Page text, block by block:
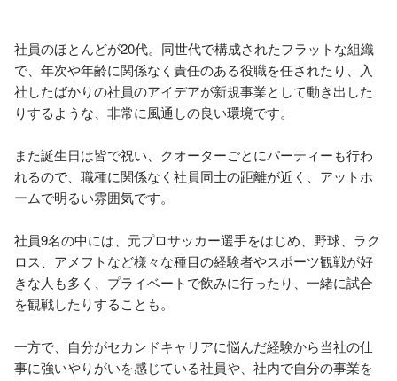
社員のほとんどが20代。同世代で構成されたフラットな組織
で、年次や年齢に関係なく責任のある役職を任されたり、入
社したばかりの社員のアイデアが新規事業として動き出した
りするような、非常に風通しの良い環境です。
また誕生日は皆で祝い、クオーターごとにパーティーも行わ
れるので、職種に関係なく社員同士の距離が近く、アットホ
ームで明るい雰囲気です。
社員9名の中には、元プロサッカー選手をはじめ、野球、ラク
ロス、アメフトなど様々な種目の経験者やスポーツ観戦が好
きな人も多く、プライベートで飲みに行ったり、一緒に試合
を観戦したりすることも。
一方で、自分がセカンドキャリアに悩んだ経験から当社の仕
事に強いやりがいを感じている社員や、社内で自分の事業を